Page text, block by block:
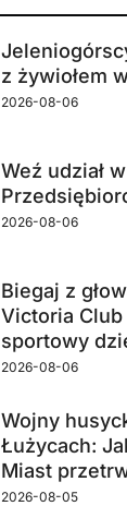
z żywiołem
2026-08-06
Weź udział
2026-08-06
Biegaj z
Victoria Club
sportowy
2026-08-06
Wojny
Łużycach:
Miast
2026-08-05